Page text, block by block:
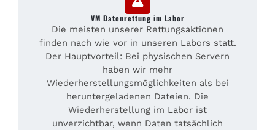
VM Datenrettung im Labor
Die meisten unserer Rettungsaktionen
finden nach wie vor in unseren Labors statt.
Der Hauptvorteil: Bei physischen Servern
haben wir mehr
Wiederherstellungsmöglichkeiten als bei
heruntergeladenen Dateien. Die
Wiederherstellung im Labor ist
unverzichtbar, wenn Daten tatsächlich